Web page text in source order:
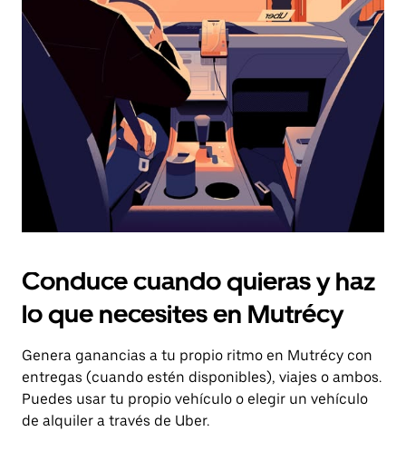
el
botón
escape
el
calendario.
Conduce cuando quieras y haz
lo que necesites en Mutrécy
Genera ganancias a tu propio ritmo en Mutrécy con
entregas (cuando estén disponibles), viajes o ambos.
Puedes usar tu propio vehículo o elegir un vehículo
de alquiler a través de Uber.